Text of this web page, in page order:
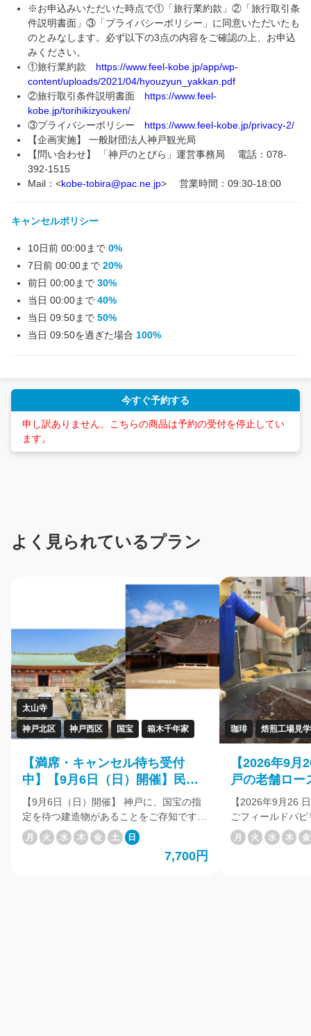
※お申込みいただいた時点で①「旅行業約款」②「旅行取引条
件説明書面」③「プライバシーポリシー」に同意いただいたも
のとみなします。必ず以下の3点の内容をご確認の上、お申込
みください。
①旅行業約款 https://www.feel-kobe.jp/app/wp-
content/uploads/2021/04/hyouzyun_yakkan.pdf
②旅行取引条件説明書面 https://www.feel-
kobe.jp/torihikizyouken/
③プライバシーポリシー https://www.feel-kobe.jp/privacy-2/
【企画実施】 一般財団法人神戸観光局
【問い合わせ】 「神戸のとびら」運営事務局 電話：078-
392-1515
Mail：<kobe-tobira@pac.ne.jp> 営業時間：09:30-18:00
キャンセルポリシー
10日前 00:00まで 0%
7日前 00:00まで 20%
前日 00:00まで 30%
当日 00:00まで 40%
当日 09:50まで 50%
当日 09:50を過ぎた場合 100%
今すぐ予約する
申し訳ありません、こちらの商品は予約の受付を停止してい
ます。
よく見られているプラン
神戸北区 神戸西区 国宝 箱木千年家
太山寺
【満席・キャンセル待ち受付
中】【9月6日（日）開催】民家
初の国宝へ「箱木千年家」と国
宝「太山寺」をめぐるバスツア
ー ～文化財課担当者が解説する
箱木千年家と、太山寺の特別拝
【9月6日（日）開催】 神戸に、国宝の指
定を待つ建造物があることをご存知です
か？ 北区にある重要文化財（建築物）の
箱木家住宅主屋（通称・箱木千年家）が、
民家として全国初となる国宝建造物に指
月 火 水 木 金 土 日
7,700円
珈琲 焙煎工場見学
【2026年9月
戸の老舗ロー
「萩原珈琲
れる工場見学
ョップ
【2026年9月26
ごフィールドパ
普段は一般公開
煎工場へ、特別にご
月 火 水 木 金